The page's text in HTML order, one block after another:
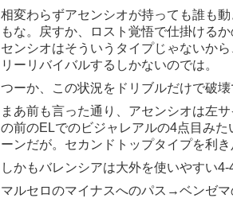
相変わらずアセンシオが持っても誰も
もな。戻すか、ロスト覚悟で仕掛ける
センシオはそういうタイプじゃないか
リーリバイバルするしかないのでは。
つーか、この状況をドリブルだけで破
まあ前も言った通り、アセンシオは左
の前のELでのビジャレアルの4点目み
ーンだが。セカンドトップタイプを利
しかもバレンシアは大外を使いやすい
マルセロのマイナスへのパス→ベンゼ